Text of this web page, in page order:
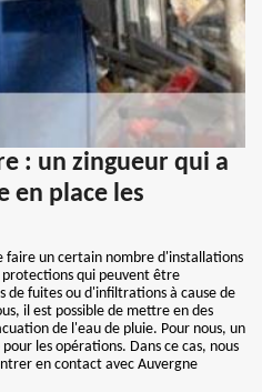
: un zingueur qui a
en place les
faire un certain nombre d'installations
qui peuvent être
de fuites ou d'infiltrations à cause de
il est possible de mettre en des
de l'eau de pluie. Pour nous, un
les opérations. Dans ce cas, nous
en contact avec Auvergne